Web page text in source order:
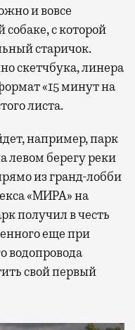
и вовсе
собаке, с которой
старичок.
скетчбука, линера
«15 минут на
листа.
например, парк
левом берегу реки
из гранд-лобби
«МИРА» на
получил в честь
еще при
водопровода
свой первый